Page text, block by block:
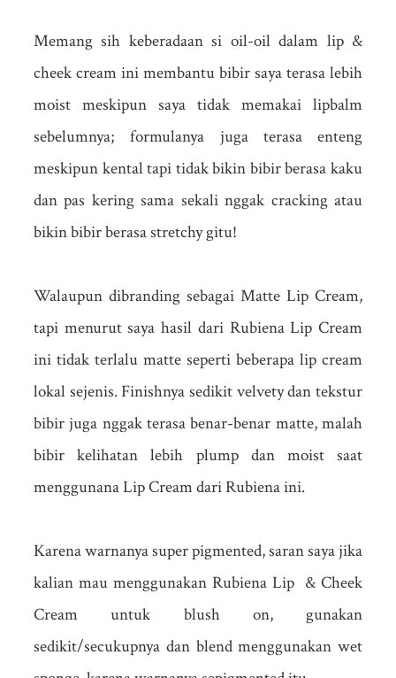
Memang sih keberadaan si oil-oil dalam lip &
cheek cream ini membantu bibir saya terasa lebih
moist meskipun saya tidak memakai lipbalm
sebelumnya; formulanya juga terasa enteng
meskipun kental tapi tidak bikin bibir berasa kaku
dan pas kering sama sekali nggak cracking atau
bikin bibir berasa stretchy gitu!
Walaupun dibranding sebagai Matte Lip Cream,
tapi menurut saya hasil dari Rubiena Lip Cream
ini tidak terlalu matte seperti beberapa lip cream
lokal sejenis. Finishnya sedikit velvety dan tekstur
bibir juga nggak terasa benar-benar matte, malah
bibir kelihatan lebih plump dan moist saat
menggunana Lip Cream dari Rubiena ini.
Karena warnanya super pigmented, saran saya jika
kalian mau menggunakan Rubiena Lip & Cheek
Cream untuk blush on, gunakan
sedikit/secukupnya dan blend menggunakan wet